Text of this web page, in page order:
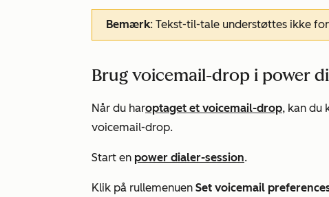
Bemærk: Tekst-til-tale understøttes ikke
Brug voicemail-drop i power
Når du haroptaget et voicemail-drop, kan du
voicemail-drop.
Start en power dialer-session.
Klik på rullemenuen Set voicemail